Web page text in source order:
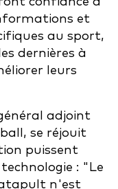
et
au sport,
dernières à
leurs
adjoint
se réjouit
puissent
: "Le
n'est